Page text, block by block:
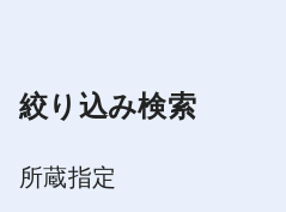
絞り込み検索
所蔵指定